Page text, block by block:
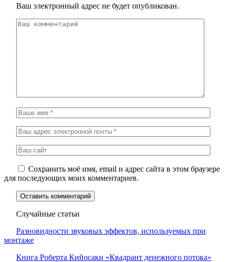
Ваш электронный адрес не будет опубликован.
Сохранить моё имя, email и адрес сайта в этом браузере
для последующих моих комментариев.
Случайные статьи
Разновидности звуковых эффектов, используемых при
монтаже
Книга Роберта Кийосаки «Квадрант денежного потока»